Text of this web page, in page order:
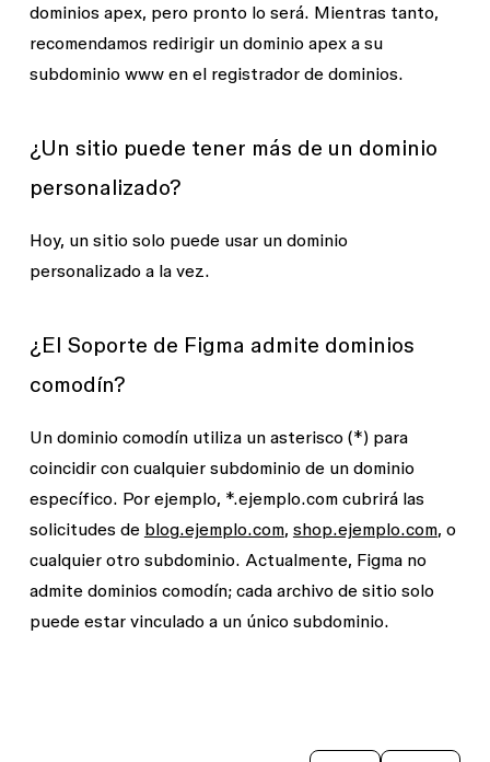
dominios apex, pero pronto lo será. Mientras tanto,
recomendamos redirigir un dominio apex a su
subdominio wwwen el registrador de dominios.
¿Un sitio puede tener más de un dominio
personalizado?
Hoy, un sitio solo puede usar un dominio
personalizado a la vez.
¿El Soporte de Figma admite dominios
comodín?
Un dominio comodín utiliza un asterisco (*) para
coincidir con cualquier subdominio de un dominio
específico. Por ejemplo, *.ejemplo.com cubrirá las
solicitudes de blog.ejemplo.com, shop.ejemplo.com, o
cualquier otro subdominio. Actualmente, Figma no
admite dominios comodín; cada archivo de sitio solo
puede estar vinculado a un único subdominio.